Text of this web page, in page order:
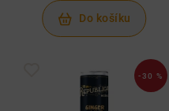
Do košíku
-30 %